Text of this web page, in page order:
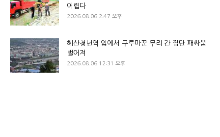
어렵다
2026.08.06 2:47 오후
혜산청년역 앞에서 구루마꾼 무리 간 집단 패싸움
벌어져
2026.08.06 12:31 오후